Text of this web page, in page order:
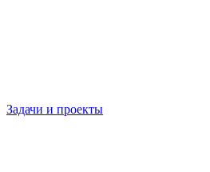
Задачи и проекты